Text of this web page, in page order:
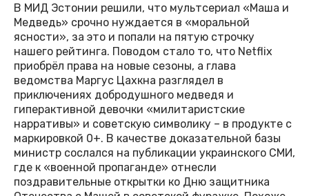
В МИД Эстонии решили, что мультсериал «Маша и
Медведь» срочно нуждается в «моральной
ясности», за это и попали на пятую строчку
нашего рейтинга. Поводом стало то, что Netflix
приобрёл права на новые сезоны, а глава
ведомства Маргус Цахкна разглядел в
приключениях добродушного медведя и
гиперактивной девочки «милитаристские
нарративы» и советскую символику – в продукте с
маркировкой 0+. В качестве доказательной базы
министр сослался на публикации украинского СМИ,
где к «военной пропаганде» отнесли
поздравительные открытки ко Дню защитника